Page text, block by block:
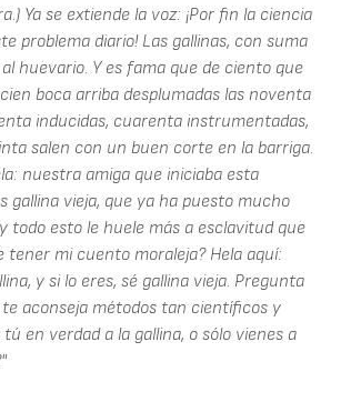
Ya se extiende la voz: ¡Por fin la ciencia
problema diario! Las gallinas, con suma
huevario. Y es fama que de ciento que
boca arriba desplumadas las noventa
inducidas, cuarenta instrumentadas,
salen con un buen corte en la barriga.
nuestra amiga que iniciaba esta
gallina vieja, que ya ha puesto mucho
todo esto le huele más a esclavitud que
tener mi cuento moraleja? Hela aquí:
y si lo eres, sé gallina vieja. Pregunta
aconseja métodos tan científicos y
en verdad a la gallina, o sólo vienes a